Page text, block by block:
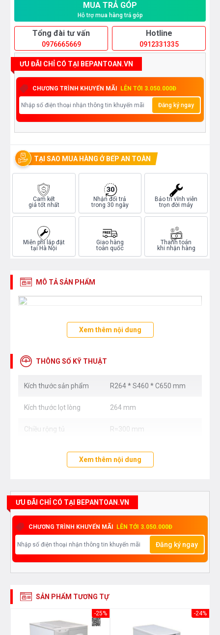
MUA TRẢ GÓP
Hỗ trợ mua hàng trả góp
Tổng đài tư vấn
0976665669
Hotline
0912331335
ƯU ĐÃI CHỈ CÓ TẠI BEPANTOAN.VN
CHƯƠNG TRÌNH KHUYẾN MÃI LÊN TỚI 3.050.000Đ
Đăng ký ngay
TẠI SAO MUA HÀNG Ở BẾP AN TOÀN
Cam kết
giá tốt nhất
Nhận đổi trả
trong 30 ngày
Bảo trì vĩnh viễn
trọn đời máy
Miễn phí lắp đặt
tại Hà Nội
Giao hàng
toàn quốc
Thanh toán
khi nhận hàng
MÔ TẢ SẢN PHẨM
Xem thêm nội dung
THÔNG SỐ KỸ THUẬT
Kích thước sản phẩm R264 * S460 * C650 mm
Kích thước lọt lòng 264 mm
Chiều rộng tủ R=300 mm
Xem thêm nội dung
ƯU ĐÃI CHỈ CÓ TẠI BEPANTOAN.VN
CHƯƠNG TRÌNH KHUYẾN MÃI LÊN TỚI 3.050.000Đ
Đăng ký ngay
SẢN PHẨM TƯƠNG TỰ
-25% -24%